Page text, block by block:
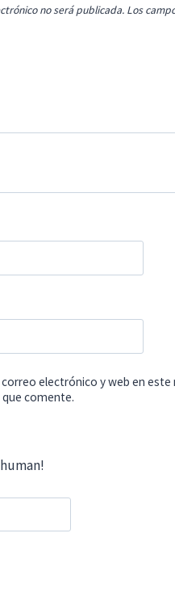
no será publicada. Los
electrónico y web en
comente.